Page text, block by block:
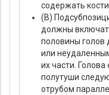
содержать кости.
(В)
должны
половины голов
или
их части. Голова
полутуши
отрубом